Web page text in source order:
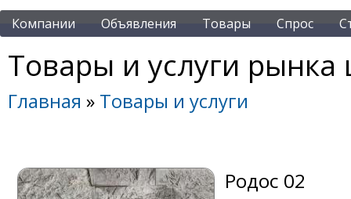
Компании Объявления Товары Спрос
Товары и услуги рынка
Главная » Товары и услуги
Родос 02